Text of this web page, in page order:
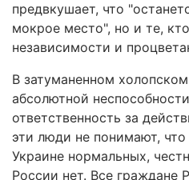
предвкушает, что
мокрое место", но и те,
независимости и
В затуманенном
абсолютной
ответственность за
эти люди не понимают,
Украине нормальных,
России нет. Все граждане